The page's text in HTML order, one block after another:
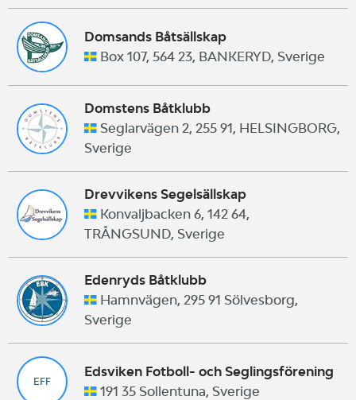
Domsands Båtsällskap
Box 107, 564 23, BANKERYD, Sverige
Domstens Båtklubb
Seglarvägen 2, 255 91, HELSINGBORG,
Sverige
Drevvikens Segelsällskap
Konvaljbacken 6, 142 64,
TRÅNGSUND, Sverige
Edenryds Båtklubb
Hamnvägen, 295 91 Sölvesborg,
Sverige
EFF
Edsviken Fotboll- och Seglingsförening
191 35 Sollentuna, Sverige